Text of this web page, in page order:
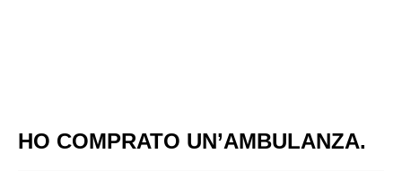
HO COMPRATO UN’AMBULANZA.